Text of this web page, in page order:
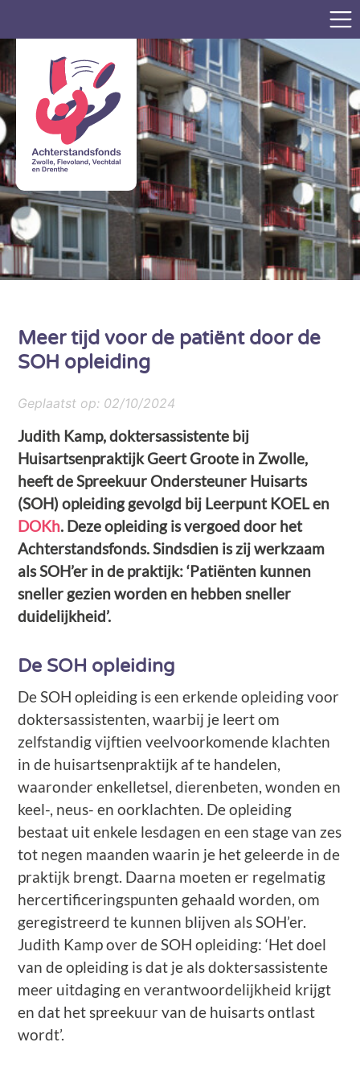
Meer tijd voor de patiënt door de
SOH opleiding
Geplaatst op: 02/10/2024
Judith Kamp, doktersassistente bij
Huisartsenpraktijk Geert Groote in Zwolle,
heeft de Spreekuur Ondersteuner Huisarts
(SOH) opleiding gevolgd bij Leerpunt KOEL en
DOKh. Deze opleiding is vergoed door het
Achterstandsfonds. Sindsdien is zij werkzaam
als SOH’er in de praktijk: ‘Patiënten kunnen
sneller gezien worden en hebben sneller
duidelijkheid’.
De SOH opleiding
De SOH opleiding is een erkende opleiding voor
doktersassistenten, waarbij je leert om
zelfstandig vijftien veelvoorkomende klachten
in de huisartsenpraktijk af te handelen,
waaronder enkelletsel, dierenbeten, wonden en
keel-, neus- en oorklachten. De opleiding
bestaat uit enkele lesdagen en een stage van zes
tot negen maanden waarin je het geleerde in de
praktijk brengt. Daarna moeten er regelmatig
hercertificeringspunten gehaald worden, om
geregistreerd te kunnen blijven als SOH’er.
Judith Kamp over de SOH opleiding: ‘Het doel
van de opleiding is dat je als doktersassistente
meer uitdaging en verantwoordelijkheid krijgt
en dat het spreekuur van de huisarts ontlast
wordt’.